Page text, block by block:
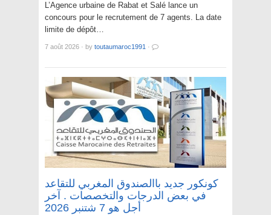
L’Agence urbaine de Rabat et Salé lance un
concours pour le recrutement de 7 agents. La date
limite de dépôt…
7 août 2026 · by toutaumaroc1991 ·
كونكور جديد باالصندوق المغربي للتقاعد
في بعض الدرجات والتخصصات . آخر
أجل هو 7 شتنبر 2026